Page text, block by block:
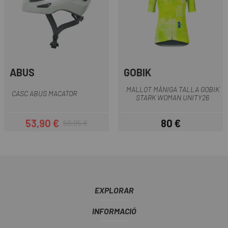
ABUS
CASC ABUS MACATOR
Preu
53,90 €Preu regular
59,95 €
GOBIK
MALLOT MÀNIGA TALLA GOBIK
STARK WOMAN UNITY26
Preu
80 €
EXPLORAR
INFORMACIÓ